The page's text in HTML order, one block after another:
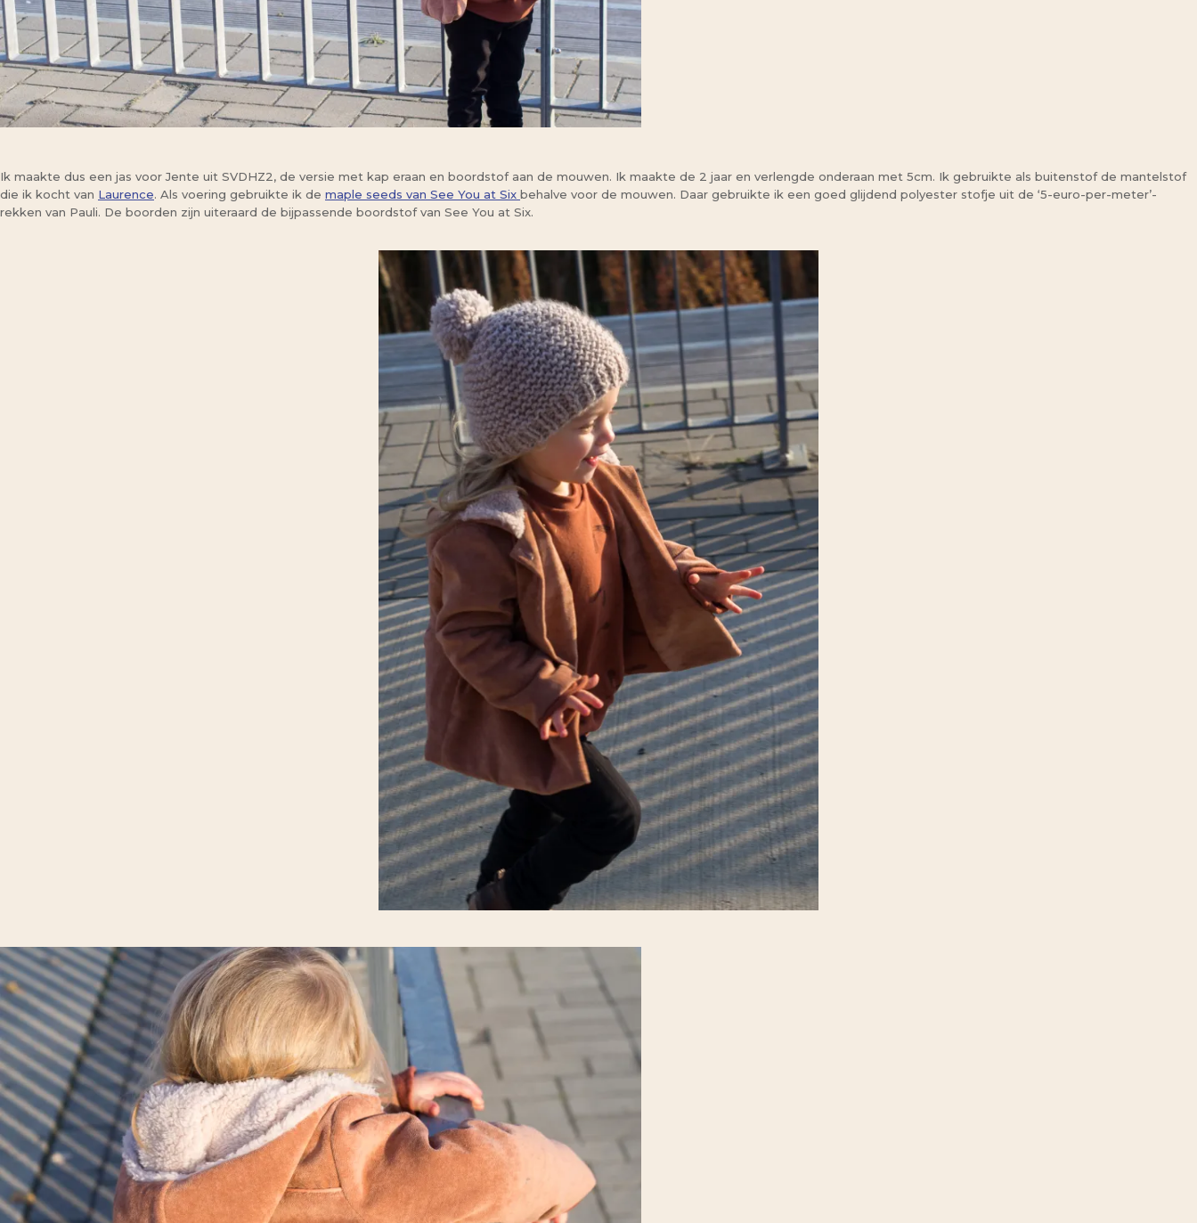
Ik maakte dus een jas voor Jente uit SVDHZ2, de versie met kap eraan en boordstof aan de mouwen. Ik maakte de 2 jaar en verlengde onderaan met 5cm. Ik gebruikte als buitenstof de mantelstof
die ik kocht van Laurence. Als voering gebruikte ik de maple seeds van See You at Six behalve voor de mouwen. Daar gebruikte ik een goed glijdend polyester stofje uit de ‘5-euro-per-meter’-
rekken van Pauli. De boorden zijn uiteraard de bijpassende boordstof van See You at Six.